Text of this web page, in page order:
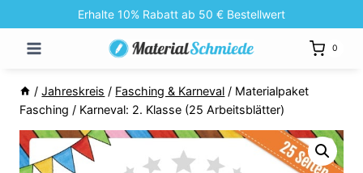
Inhalt
springen
Erhalte 10% Rabatt ab 50 € Bestellwert
0
/ Jahreskreis / Fasching & Karneval / Materialpaket
Fasching / Karneval: 2. Klasse (25 Arbeitsblätter)